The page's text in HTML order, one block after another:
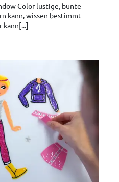
Color lustige, bunte
kann, wissen bestimmt
kann[...]